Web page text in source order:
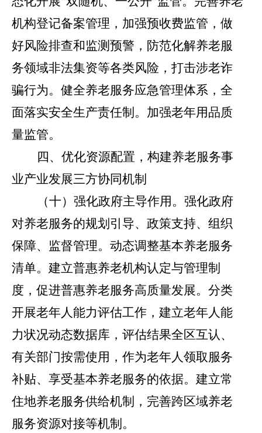
机构登记备案管理，加强预收费监管，做
好风险排查和监测预警，防范化解养老服
务领域非法集资等各类风险，打击涉老诈
骗行为。健全养老服务应急管理体系，全
面落实安全生产责任制。加强老年用品质
量监管。
四、优化资源配置，构建养老服务事
业产业发展三方协同机制
（十）强化政府主导作用。 强化政府
对养老服务的规划引导、政策支持、组织
保障、监督管理。动态调整基本养老服务
清单。建立普惠养老机构认定与管理制
度，促进普惠养老服务高质量发展。分类
开展老年人能力评估工作，建立老年人能
力状况动态数据库，评估结果全区互认、
有关部门按需使用，作为老年人领取服务
补贴、享受基本养老服务的依据。建立常
住地养老服务供给机制，完善跨区域养老
服务资源对接等机制。